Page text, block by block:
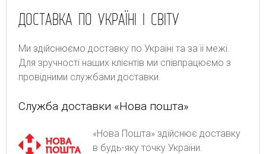
ДОСТАВКА ПО УКРАЇНІ І СВІТУ
Ми здійснюємо доставку по Україні та за її межі.
Для зручності наших клієнтів ми співпрацюємо з
провідними службами доставки.
Служба доставки «Нова пошта»
«Нова Пошта» здійснює доставку
в будь-яку точку України.